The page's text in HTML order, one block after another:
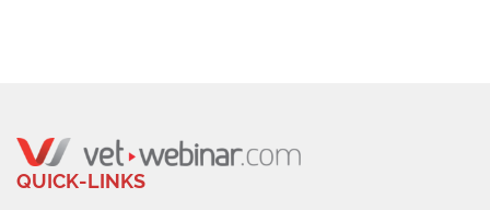
QUICK-LINKS